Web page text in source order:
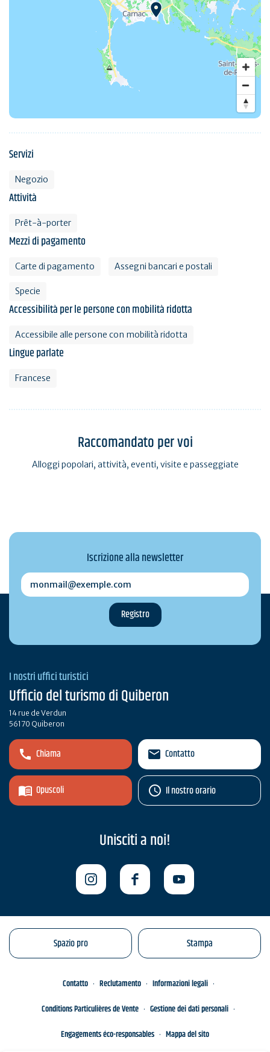
Servizi
Negozio
Attività
Prêt-à-porter
Mezzi di pagamento
Carte di pagamento Assegni bancari e postali
Specie
Accessibilità per le persone con mobilità ridotta
Accessibile alle persone con mobilità ridotta
Lingue parlate
Francese
Raccomandato per voi
Alloggi popolari, attività, eventi, visite e passeggiate
Iscrizione alla newsletter
monmail@exemple.com
I nostri uffici turistici
Ufficio del turismo di Quiberon
14 rue de Verdun
56170 Quiberon
Chiama
Opuscoli
Contatto
Il nostro orario
Unisciti a noi!
Spazio pro Stampa
Contatto Reclutamento
Informazioni legali
Conditions Particulières de Vente
Gestione dei dati personali
Engagements éco-responsables
Mappa del sito